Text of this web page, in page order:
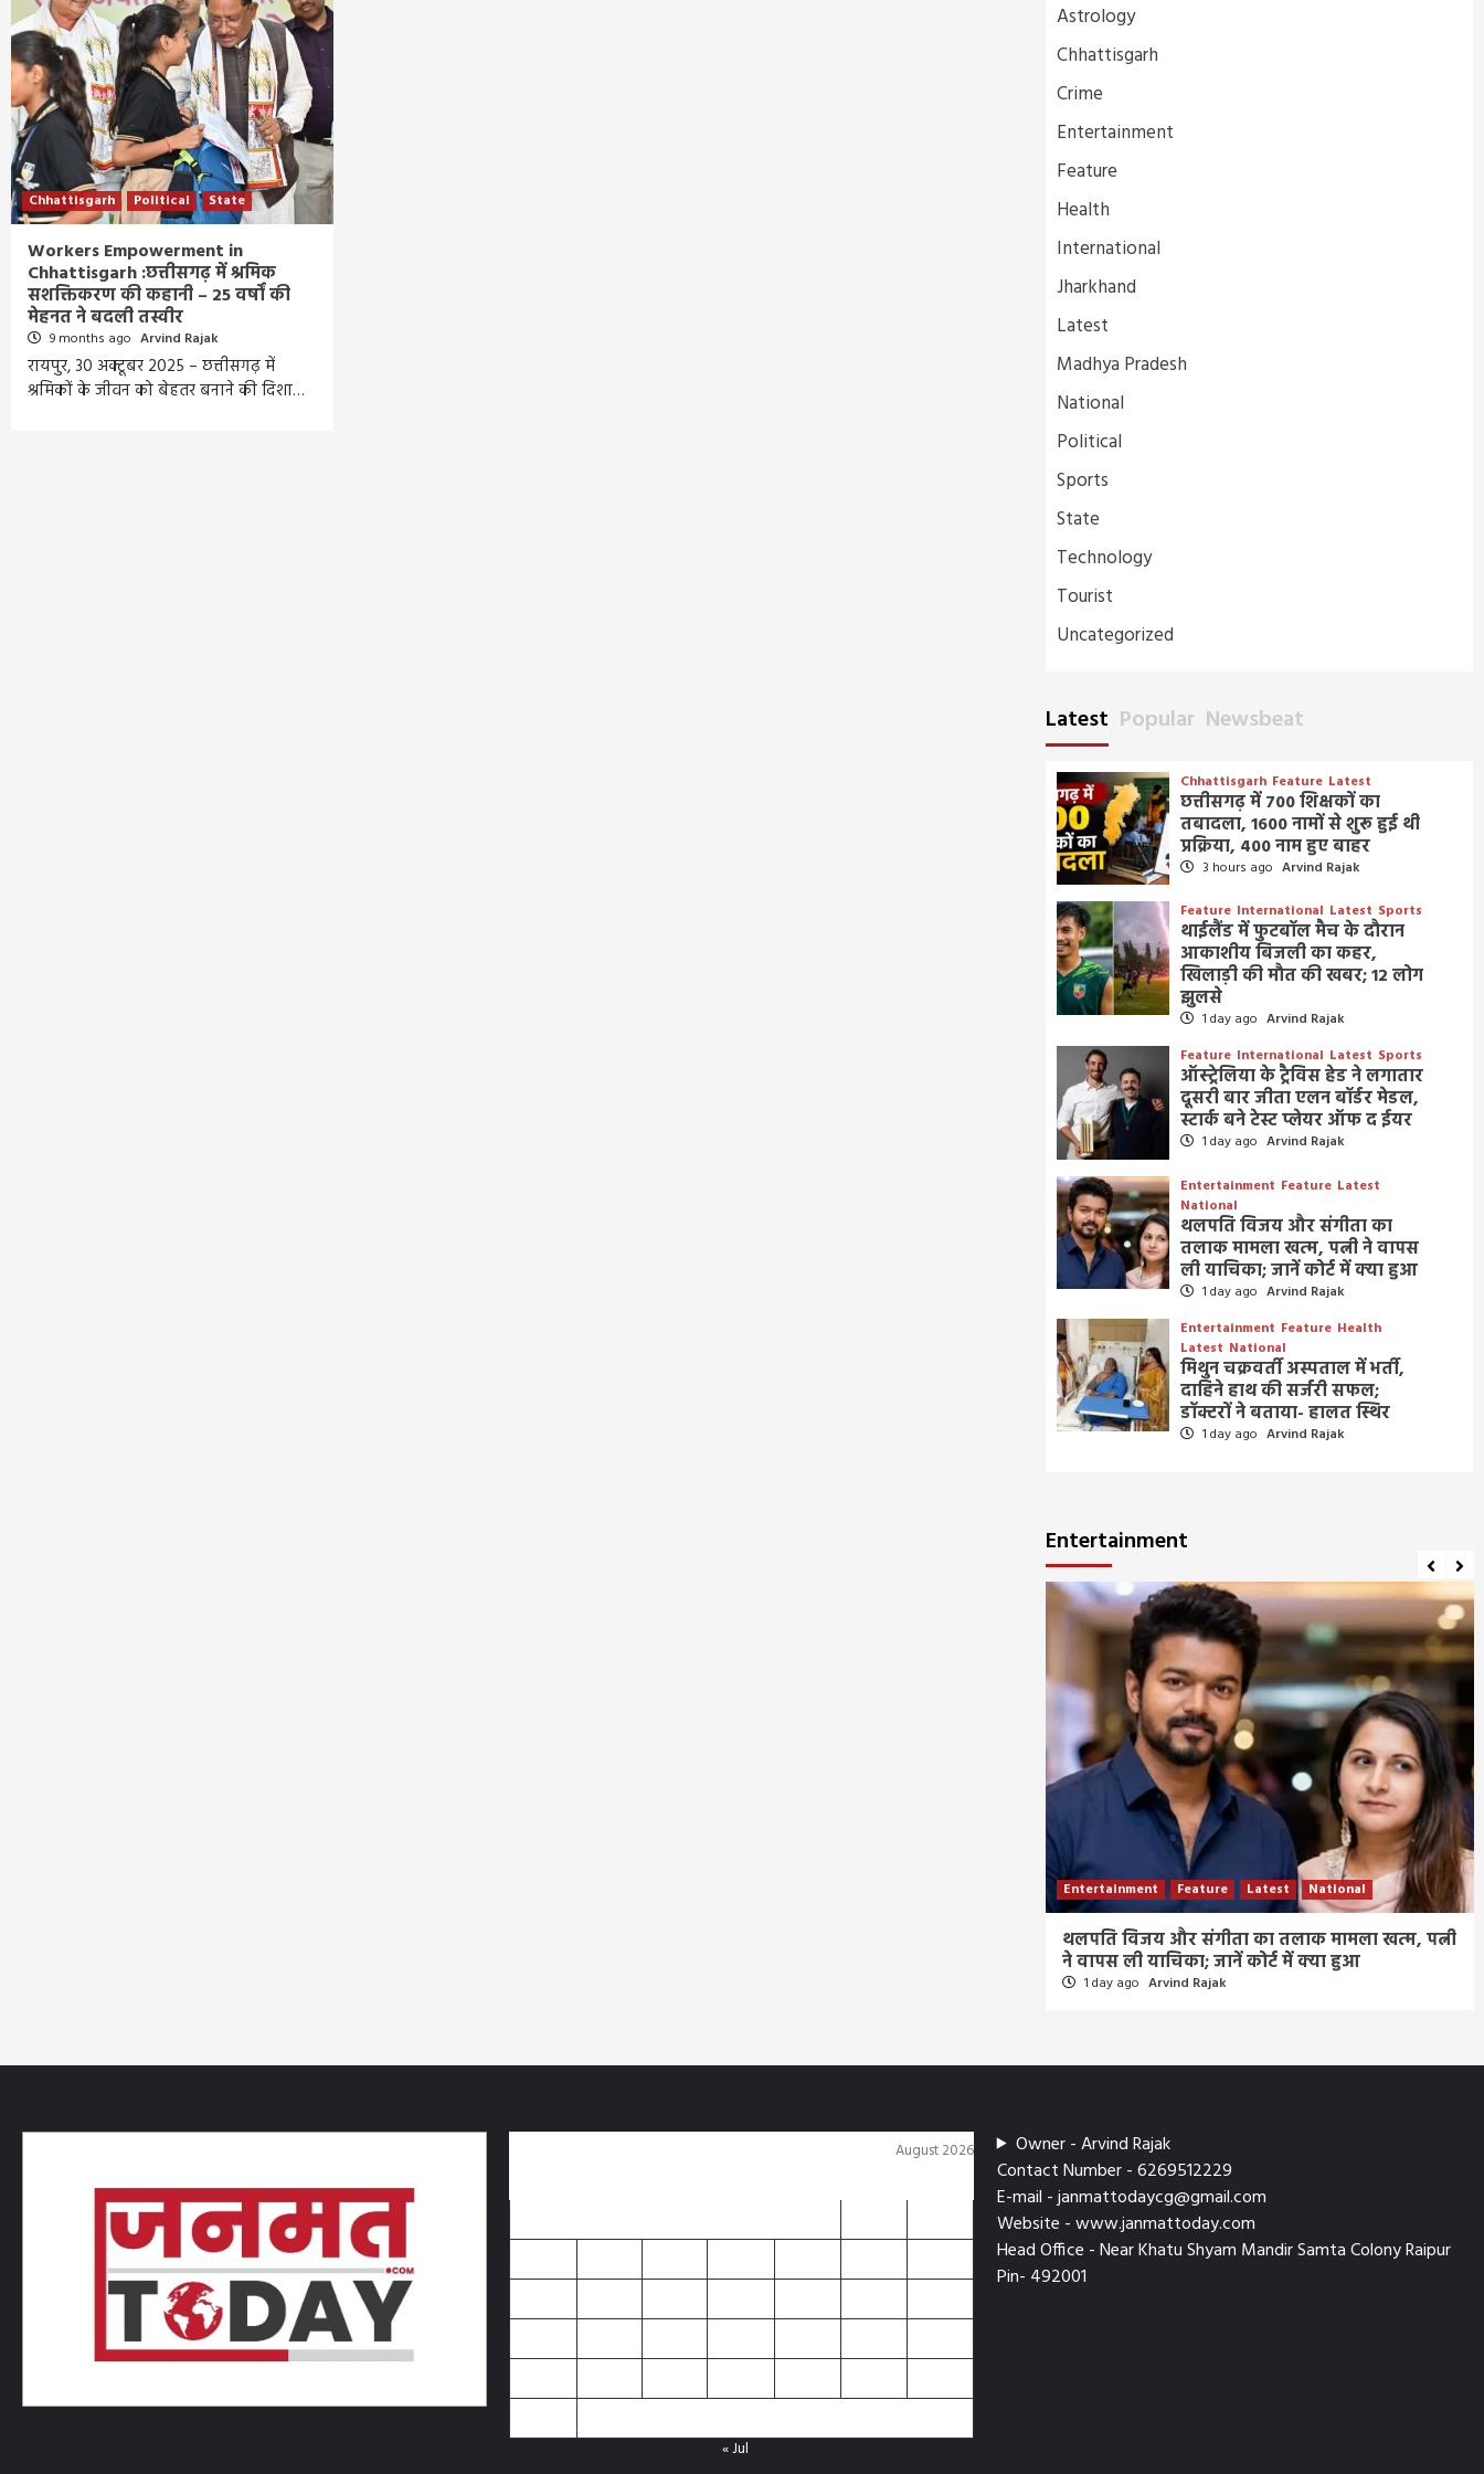
Chhattisgarh Political State
Workers Empowerment in
Chhattisgarh :छत्तीसगढ़ में श्रमिक
सशक्तिकरण की कहानी – 25 वर्षों की
मेहनत ने बदली तस्वीर
9 months ago Arvind Rajak
रायपुर, 30 अक्टूबर 2025 – छत्तीसगढ़ में
श्रमिकों के जीवन को बेहतर बनाने की दिशा…
Astrology
Chhattisgarh
Crime
Entertainment
Feature
Health
International
Jharkhand
Latest
Madhya Pradesh
National
Political
Sports
State
Technology
Tourist
Uncategorized
Latest Popular Newsbeat
Chhattisgarh Feature Latest
छत्तीसगढ़ में 700 शिक्षकों का
तबादला, 1600 नामों से शुरू हुई थी
प्रक्रिया, 400 नाम हुए बाहर
3 hours ago Arvind Rajak
Feature International Latest Sports
थाईलैंड में फुटबॉल मैच के दौरान
आकाशीय बिजली का कहर,
खिलाड़ी की मौत की खबर; 12 लोग
झुलसे
1 day ago Arvind Rajak
Feature International Latest Sports
ऑस्ट्रेलिया के ट्रैविस हेड ने लगातार
दूसरी बार जीता एलन बॉर्डर मेडल,
स्टार्क बने टेस्ट प्लेयर ऑफ द ईयर
1 day ago Arvind Rajak
Entertainment Feature Latest
National
थलपति विजय और संगीता का
तलाक मामला खत्म, पत्नी ने वापस
ली याचिका; जानें कोर्ट में क्या हुआ
1 day ago Arvind Rajak
Entertainment Feature Health
Latest National
मिथुन चक्रवर्ती अस्पताल में भर्ती,
दाहिने हाथ की सर्जरी सफल;
डॉक्टरों ने बताया- हालत स्थिर
1 day ago Arvind Rajak
Entertainment
Entertainment Feature Latest National
थलपति विजय और संगीता का तलाक मामला खत्म, पत्नी
ने वापस ली याचिका; जानें कोर्ट में क्या हुआ
1 day ago Arvind Rajak
August 2026
« Jul
Owner - Arvind Rajak
Contact Number - 6269512229
E-mail - janmattodaycg@gmail.com
Website - www.janmattoday.com
Head Office - Near Khatu Shyam Mandir Samta Colony Raipur
Pin- 492001